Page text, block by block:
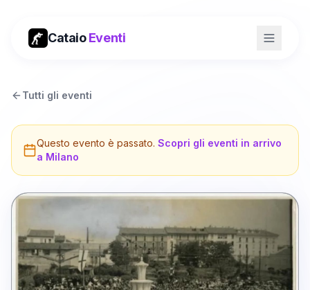
CataioEventi
Tutti gli eventi
Questo evento è passato. Scopri gli eventi in arrivo
a Milano